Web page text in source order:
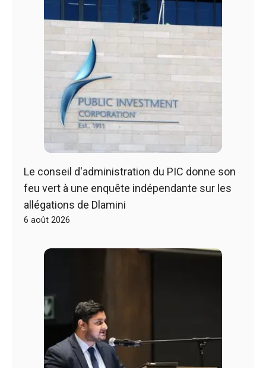
Le conseil d'administration du PIC donne son
feu vert à une enquête indépendante sur les
allégations de Dlamini
6 août 2026